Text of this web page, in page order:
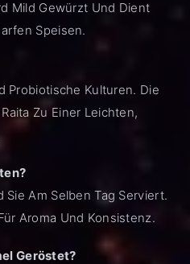
Mild Gewürzt Und Dient
Speisen.
Probiotische Kulturen. Die
Zu Einer Leichten,
Am Selben Tag Serviert.
Aroma Und Konsistenz.
Geröstet?